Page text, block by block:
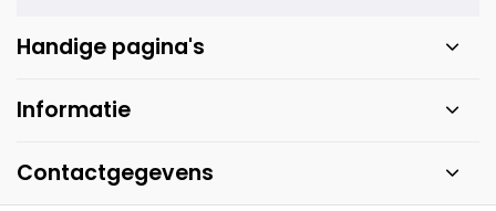
Handige pagina's
Informatie
Contactgegevens